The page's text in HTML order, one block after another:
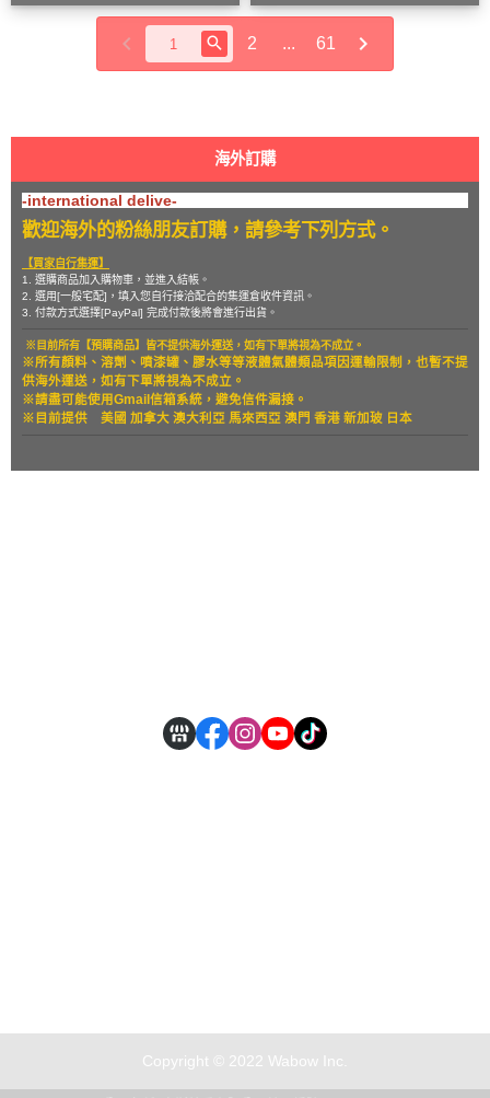
2 ... 61
海外訂購
-international delive-
歡迎海外的粉絲朋友訂購，請參考下列方式。
【買家自行集運】
1. 選購商品加入購物車，並進入結帳。
2. 選用[一般宅配]，填入您自行接洽配合的集運倉收件資訊。
3. 付款方式選擇[PayPal] 完成付款後將會進行出貨。
※目前所有【預購商品】皆不提供海外運送，如有下單將視為不成立。
※所有顏料、溶劑、噴漆罐、膠水等等液體氣體類品項因運輸限制，也暫不提
供海外運送，如有下單將視為不成立。
※請盡可能使用Gmail信箱系統，避免信件漏接。
※目前提供 美國 加拿大 澳大利亞 馬來西亞 澳門 香港 新加玻 日本
Copyright © 2022 Wabow Inc.